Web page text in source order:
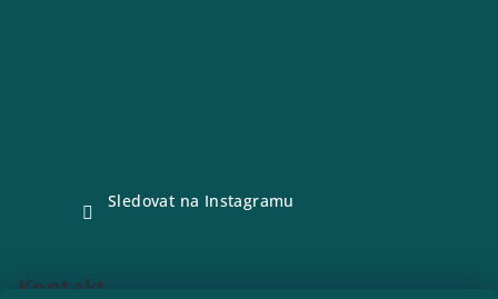
Sledovat na Instagramu
Kontakt